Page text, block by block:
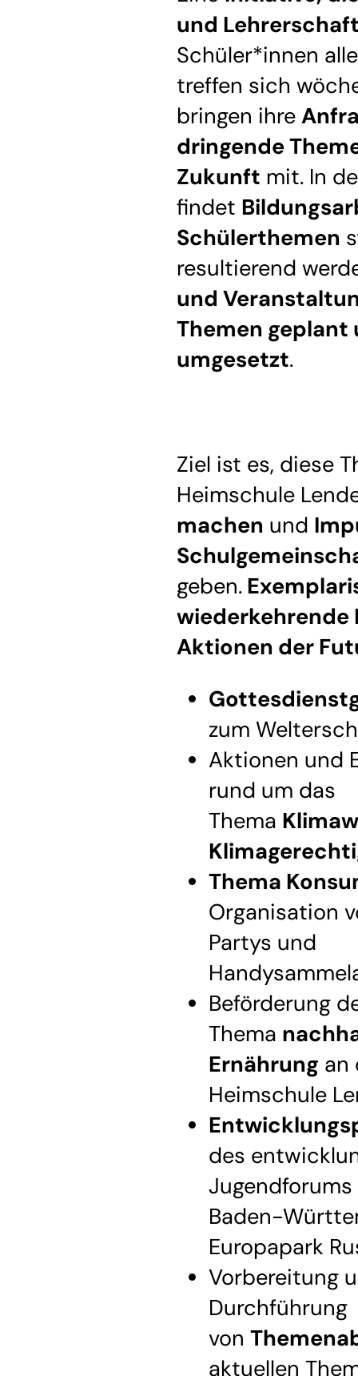
und
Schüler*innen
treffen sich
bringen ihre
dringende
Zukunft mit. In
findet
Schülerthemen
resultierend
und
Themen geplant
umgesetzt.
Ziel ist es, diese
Heimschule
machen und
geben.
wiederkehrende
Aktionen der
zum
Aktionen und
rund um das
Thema
Thema
Organisation
Partys und
Beförderung
Thema
Ernährung an
Heimschule
des
Baden-
Europapark
Vorbereitung
Durchführung
von
aktuellen